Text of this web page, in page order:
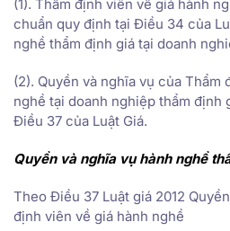
(1). Thẩm định viên về giá hành
chuẩn quy định tại Điều 34 của
nghề thẩm định giá tại doanh
(2). Quyền và nghĩa vụ của Thẩm
nghề tại doanh nghiệp thẩm định
Điều 37 của Luật Giá.
Quyền và nghĩa vụ hành nghề
Theo Điều 37 Luật giá 2012
định viên về giá hành nghề